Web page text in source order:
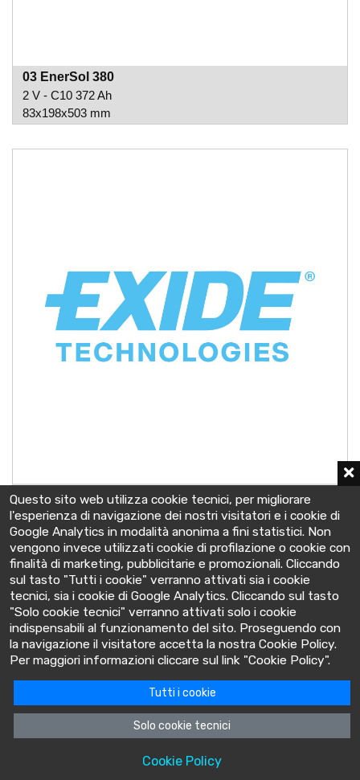
03 EnerSol 380
2 V - C10 372 Ah
83x198x503 mm
10 EnerSol 1110
2 V - C10 1106 Ah
191x198x503 mm
BatteryClinic
Via Cooperativa lime, 14 - 10095 - Grugliasco (TO) Italia
P.IVA: 10618480015
Privacy Policy·Cookie Policy
Questo sito web utilizza cookie tecnici, per migliorare
l'esperienza di navigazione dei nostri visitatori e i cookie di
Google Analytics in modalità anonima a fini statistici. Non
vengono invece utilizzati cookie di profilazione o cookie con
finalità di marketing, pubblicitarie e promozionali. Cliccando
sul tasto "Tutti i cookie" verranno attivati sia i cookie
tecnici, sia i cookie di Google Analytics. Cliccando sul tasto
"Solo cookie tecnici" verranno attivati solo i cookie
indispensabili al funzionamento del sito. Proseguendo con
la navigazione il visitatore accetta la nostra Cookie Policy.
Per maggiori informazioni cliccare sul link "Cookie Policy".
Cookie Policy
Solo cookie tecnici
Tutti i cookie